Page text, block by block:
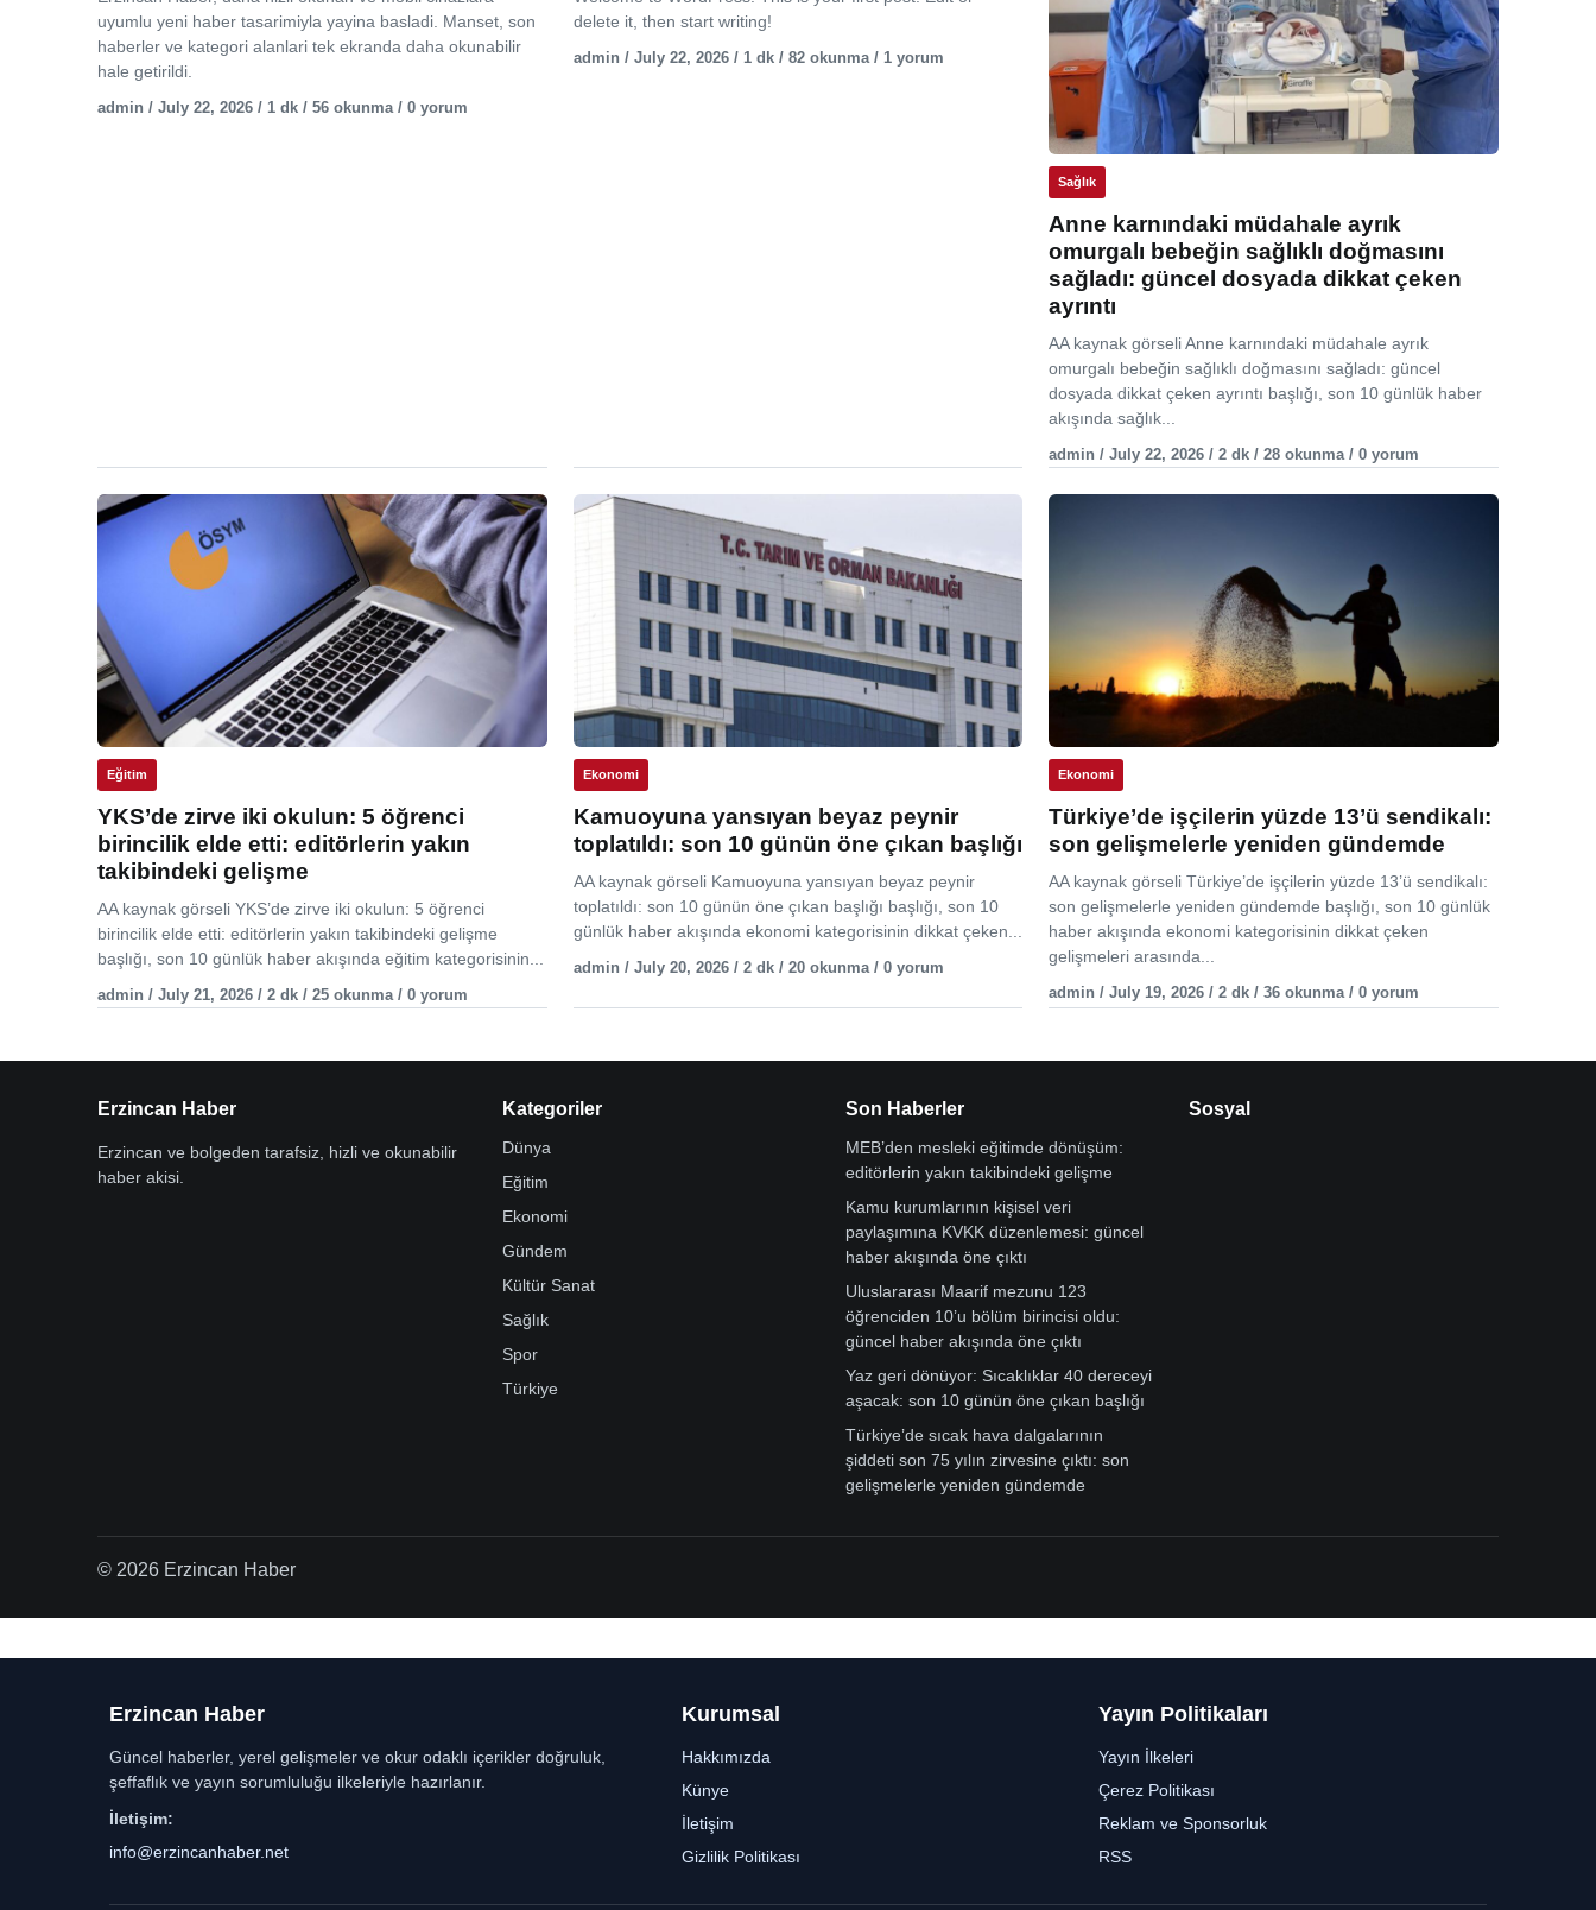
uyumlu yeni haber tasarimiyla yayina basladi. Manset, son
haberler ve kategori alanlari tek ekranda daha okunabilir
hale getirildi.
admin / July 22, 2026 / 1 dk / 56 okunma / 0 yorum
delete it, then start writing!
admin / July 22, 2026 / 1 dk / 82 okunma / 1 yorum
Sağlık
Anne karnındaki müdahale ayrık
omurgalı bebeğin sağlıklı doğmasını
sağladı: güncel dosyada dikkat çeken
ayrıntı
AA kaynak görseli Anne karnındaki müdahale ayrık
omurgalı bebeğin sağlıklı doğmasını sağladı: güncel
dosyada dikkat çeken ayrıntı başlığı, son 10 günlük haber
akışında sağlık...
admin / July 22, 2026 / 2 dk / 28 okunma / 0 yorum
Eğitim
YKS’de zirve iki okulun: 5 öğrenci
birincilik elde etti: editörlerin yakın
takibindeki gelişme
AA kaynak görseli YKS’de zirve iki okulun: 5 öğrenci
birincilik elde etti: editörlerin yakın takibindeki gelişme
başlığı, son 10 günlük haber akışında eğitim kategorisinin...
admin / July 21, 2026 / 2 dk / 25 okunma / 0 yorum
Ekonomi
Kamuoyuna yansıyan beyaz peynir
toplatıldı: son 10 günün öne çıkan başlığı
AA kaynak görseli Kamuoyuna yansıyan beyaz peynir
toplatıldı: son 10 günün öne çıkan başlığı başlığı, son 10
günlük haber akışında ekonomi kategorisinin dikkat çeken...
admin / July 20, 2026 / 2 dk / 20 okunma / 0 yorum
Ekonomi
Türkiye’de işçilerin yüzde 13’ü sendikalı:
son gelişmelerle yeniden gündemde
AA kaynak görseli Türkiye’de işçilerin yüzde 13’ü sendikalı:
son gelişmelerle yeniden gündemde başlığı, son 10 günlük
haber akışında ekonomi kategorisinin dikkat çeken
gelişmeleri arasında...
admin / July 19, 2026 / 2 dk / 36 okunma / 0 yorum
Erzincan Haber
Erzincan ve bolgeden tarafsiz, hizli ve okunabilir
haber akisi.
Kategoriler
Dünya
Eğitim
Ekonomi
Gündem
Kültür Sanat
Sağlık
Spor
Türkiye
Son Haberler
MEB’den mesleki eğitimde dönüşüm:
editörlerin yakın takibindeki gelişme
Kamu kurumlarının kişisel veri
paylaşımına KVKK düzenlemesi: güncel
haber akışında öne çıktı
Uluslararası Maarif mezunu 123
öğrenciden 10’u bölüm birincisi oldu:
güncel haber akışında öne çıktı
Yaz geri dönüyor: Sıcaklıklar 40 dereceyi
aşacak: son 10 günün öne çıkan başlığı
Türkiye’de sıcak hava dalgalarının
şiddeti son 75 yılın zirvesine çıktı: son
gelişmelerle yeniden gündemde
Sosyal
© 2026 Erzincan Haber
Erzincan Haber
Güncel haberler, yerel gelişmeler ve okur odaklı içerikler doğruluk,
şeffaflık ve yayın sorumluluğu ilkeleriyle hazırlanır.
İletişim:
info@erzincanhaber.net
Kurumsal
Hakkımızda
Künye
İletişim
Gizlilik Politikası
Yayın Politikaları
Yayın İlkeleri
Çerez Politikası
Reklam ve Sponsorluk
RSS